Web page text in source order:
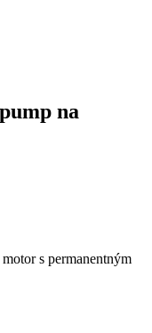
na
s permanentným